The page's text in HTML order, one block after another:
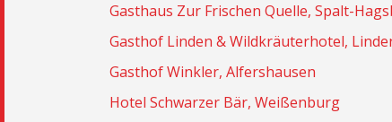
Gasthaus Zur Frischen Quelle, Spalt-
Gasthof Linden & Wildkräuterhotel,
Gasthof Winkler, Alfershausen
Hotel Schwarzer Bär, Weißenburg